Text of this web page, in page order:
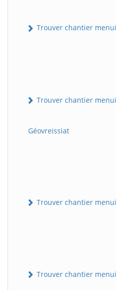
Trouver chantier
Trouver chantier
Géovreissiat
Trouver chantier
Trouver chantier